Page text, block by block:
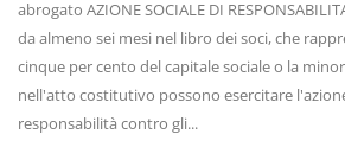
abrogato AZIONE SOCIALE DI
da almeno sei mesi nel libro dei soci, che
cinque per cento del capitale sociale o la
nell'atto costitutivo possono esercitare
responsabilità contro gli...